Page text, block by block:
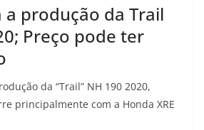
a produção da Trail
Preço pode ter
da “Trail” NH 190 2020,
principalmente com a Honda XRE